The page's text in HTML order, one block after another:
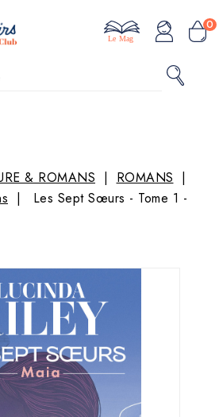
0
Le Mag
& ROMANS
ROMANS
Les Sept Sœurs - Tome 1 -